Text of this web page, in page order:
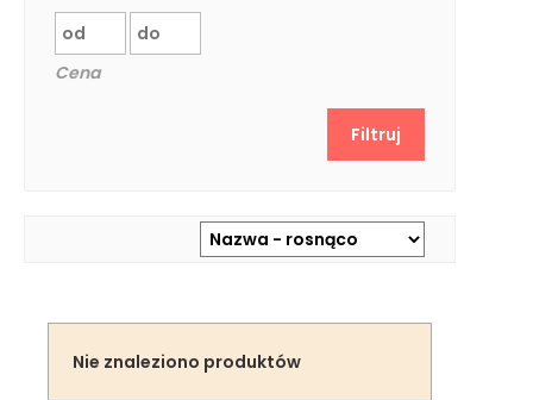
Cena
Nie znaleziono produktów